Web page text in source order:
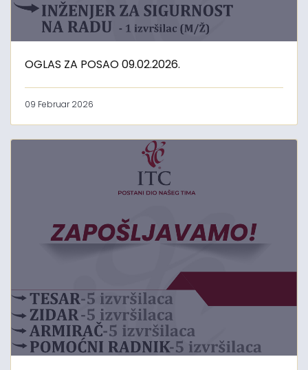
OGLAS ZA POSAO 09.02.2026.
09 Februar 2026